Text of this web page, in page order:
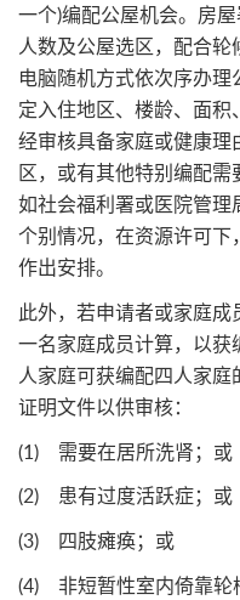
一个)编配公屋机会。房
人数及公屋选区，配合
电脑随机方式依次序办
定入住地区、楼龄、面
经审核具备家庭或健康
区，或有其他特别编配
如社会福利署或医院管
个别情况，在资源许可
作出安排。
此外，若申请者或家庭
一名家庭成员计算，以获
人家庭可获编配四人家
证明文件以供审核：
(1) 需要在居所洗肾；或
(2) 患有过度活跃症；或
(3) 四肢瘫痪；或
(4) 非短暂性室内倚靠轮